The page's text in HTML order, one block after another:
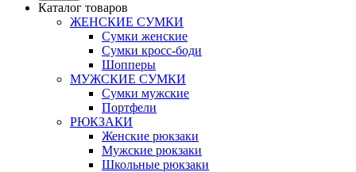
Каталог товаров
ЖЕНСКИЕ СУМКИ
Сумки женские
Сумки кросс-боди
Шопперы
МУЖСКИЕ СУМКИ
Сумки мужские
Портфели
РЮКЗАКИ
Женские рюкзаки
Мужские рюкзаки
Школьные рюкзаки